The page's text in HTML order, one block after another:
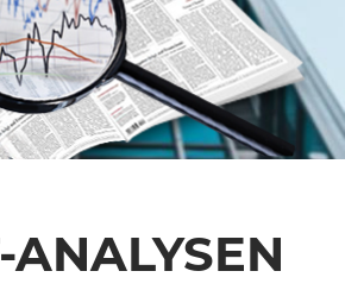
ANALYSEN